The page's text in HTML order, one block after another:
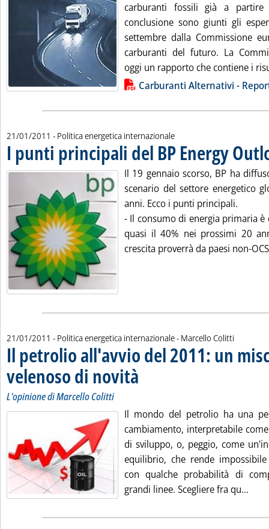
carburanti fossili già a
conclusione sono giunti gli
settembre dalla Commissione
carburanti del futuro. La
oggi un rapporto che contiene i
Lista allegati PDF alla notiziaCarburanti Alternativi -
21/01/2011 - Politica energetica internazionale
I punti principali del BP Energy
Il 19 gennaio scorso, BP ha
scenario del settore energetico
anni. Ecco i punti principali.
- Il consumo di energia primaria è
quasi il 40% nei prossimi 20
crescita proverrà da paesi non-
21/01/2011 - Politica energetica internazionale - di:
Marcello Colitti
Il petrolio all'avvio del 2011: un
velenoso di novità
L'opinione di Marcello Colitti
Il mondo del petrolio ha una
cambiamento, interpretabile
di sviluppo, o, peggio, come
equilibrio, che rende
con qualche probabilità di
grandi linee. Scegliere fra qu...